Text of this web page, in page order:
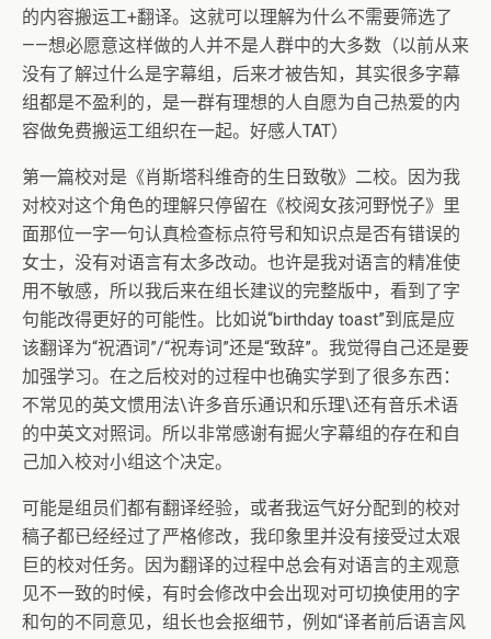
的内容搬运工+翻译。这就可以理解为什么不需要筛选了
——想必愿意这样做的人并不是人群中的大多数（以前从来
没有了解过什么是字幕组，后来才被告知，其实很多字幕
组都是不盈利的，是一群有理想的人自愿为自己热爱的内
容做免费搬运工组织在一起。好感人TAT）
第一篇校对是《肖斯塔科维奇的生日致敬》二校。因为我
对校对这个角色的理解只停留在《校阅女孩河野悦子》里
面那位一字一句认真检查标点符号和知识点是否有错误的
女士，没有对语言有太多改动。也许是我对语言的精准使
用不敏感，所以我后来在组长建议的完整版中，看到了字
句能改得更好的可能性。比如说“birthday toast”到底是应
该翻译为“祝酒词”/“祝寿词”还是“致辞”。我觉得自己还是要
加强学习。在之后校对的过程中也确实学到了很多东西：
不常见的英文惯用法\许多音乐通识和乐理\还有音乐术语
的中英文对照词。所以非常感谢有掘火字幕组的存在和自
己加入校对小组这个决定。
可能是组员们都有翻译经验，或者我运气好分配到的校对
稿子都已经经过了严格修改，我印象里并没有接受过太艰
巨的校对任务。因为翻译的过程中总会有对语言的主观意
见不一致的时候，有时会修改中会出现对可切换使用的字
和句的不同意见，组长也会抠细节，例如“译者前后语言风